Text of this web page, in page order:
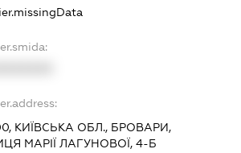
КИЇВСЬКА ОБЛ., БРОВАРИ,
МАРІЇ ЛАГУНОВОЇ, 4-Б